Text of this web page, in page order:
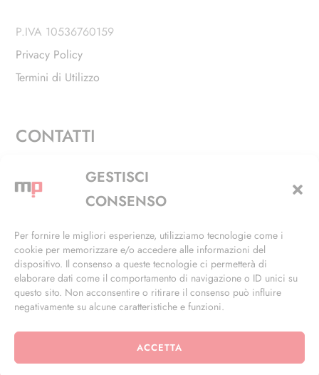
GESTISCI
CONSENSO
Per fornire le migliori esperienze, utilizziamo tecnologie come i
cookie per memorizzare e/o accedere alle informazioni del
dispositivo. Il consenso a queste tecnologie ci permetterà di
elaborare dati come il comportamento di navigazione o ID unici su
questo sito. Non acconsentire o ritirare il consenso può influire
negativamente su alcune caratteristiche e funzioni.
ACCETTA
P.IVA 10536760159
Privacy Policy
Termini di Utilizzo
CONTATTI
Via Alfieri, 27 - Trezzano Sul Naviglio (MI)
+39 02 4846 3155
info@masterphil.it